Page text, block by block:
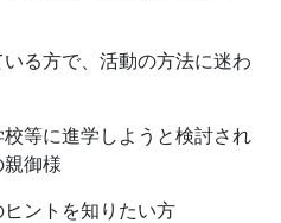
る方で、活動の方法に迷わ
等に進学しようと検討され
御様
ントを知りたい方